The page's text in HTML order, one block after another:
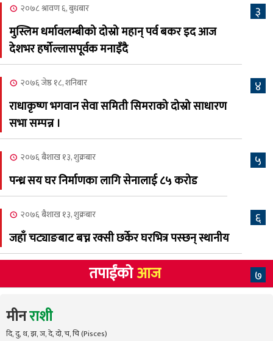
२०८३ श्रावण २, शनिबार
८
क्यालगरी नेपाली मेलाको
अस्मिताको बेजोड प्रस्तुती रहने
३
२०७८ श्रावण ६, बुधबार
मुस्लिम धर्मावलम्बीको दोस्रो महान् पर्व बकर इद आज
देशभर हर्षोल्लासपूर्वक मनाइँदै
४
२०७६ जेष्ठ १८, शनिबार
राधाकृष्ण भगवान सेवा समिती सिमराको दोस्रो साधारण
सभा सम्पन्न ।
५
२०७६ बैशाख १३, शुक्रबार
पन्ध्र सय घर निर्माणका लागि सेनालाई ८५ करोड
६
२०७६ बैशाख १३, शुक्रबार
जहाँ चट्याङबाट बच्न रक्सी छर्केर घरभित्र पस्छन् स्थानीय
७
तपाईंकोआज
मीनराशी
दि, दु, थ, झ, ञ, दे, दो, च, चि (Pisces)